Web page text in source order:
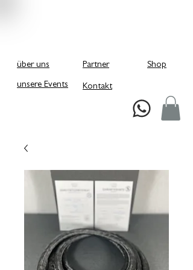
Shop
Kontakt
Partner
über uns
unsere Events